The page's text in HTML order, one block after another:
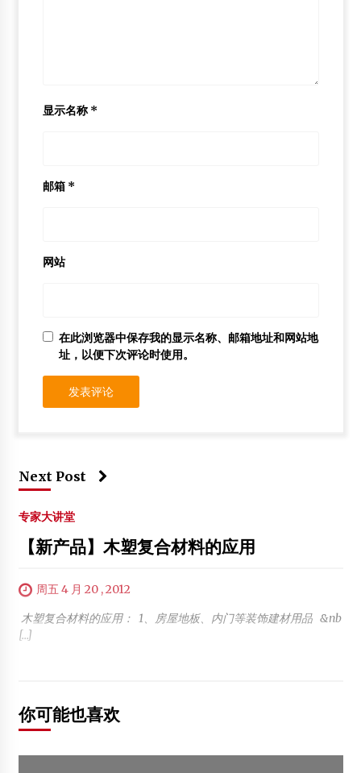
显示名称 *
邮箱 *
网站
在此浏览器中保存我的显示名称、邮箱地址和网站地
址，以便下次评论时使用。
Next Post
专家大讲堂
【新产品】木塑复合材料的应用
周五 4 月 20 , 2012
木塑复合材料的应用： 1、房屋地板、内门等装饰建材用品 &nb
[…]
你可能也喜欢